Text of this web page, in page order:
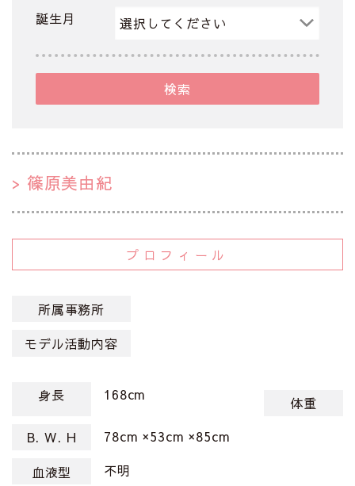
誕生月
検索
篠原美由紀
プロフィール
所属事務所
モデル活動内容
身長 168cm
体重
B. W. H
78cm ×53cm ×85cm
血液型 不明